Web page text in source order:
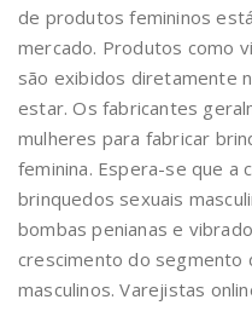
de produtos femininos
mercado. Produtos como
são exibidos diretamente
estar. Os fabricantes
mulheres para fabricar
feminina. Espera-se que a
brinquedos sexuais
bombas penianas e
crescimento do segmento
masculinos. Varejistas